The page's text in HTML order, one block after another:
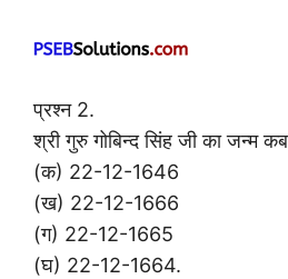
प्रश्न 2.
श्री गुरु गोबिन्द सिंह जी का जन्म
(क) 22-12-1646
(ख) 22-12-1666
(ग) 22-12-1665
(घ) 22-12-1664.